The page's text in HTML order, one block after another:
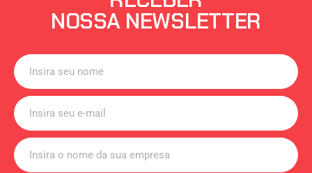
NOSSA NEWSLETTER